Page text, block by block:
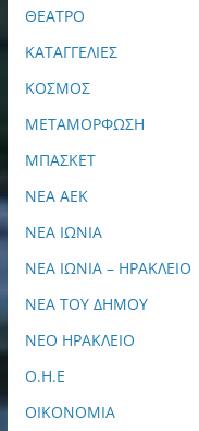
ΘΕΑΤΡΟ
ΚΑΤΑΓΓΕΛΙΕΣ
ΚΟΣΜΟΣ
ΜΕΤΑΜΟΡΦΩΣΗ
ΜΠΑΣΚΕΤ
ΝΕΑ ΑΕΚ
ΝΕΑ ΙΩΝΙΑ
ΝΕΑ ΙΩΝΙΑ – ΗΡΑΚΛΕΙΟ
ΝΕΑ ΤΟΥ ΔΗΜΟΥ
ΝΕΟ ΗΡΑΚΛΕΙΟ
Ο.Η.Ε
ΟΙΚΟΝΟΜΙΑ